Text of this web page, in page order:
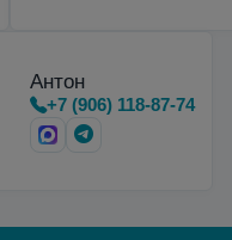
Антон
+7 (906) 118-87-74